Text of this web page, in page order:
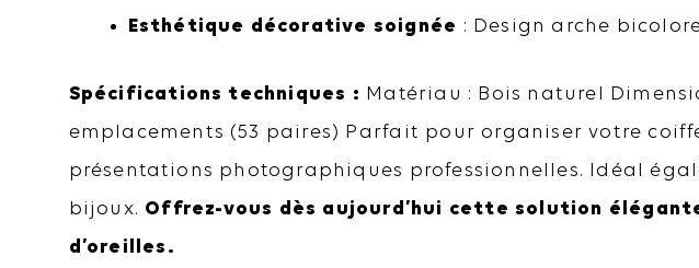
Esthétique décorative soignée : Design arche
Spécifications techniques : Matériau : Bois naturel
emplacements (53 paires) Parfait pour organiser votre
présentations photographiques professionnelles. Idéal
bijoux. Offrez-vous dès aujourd’hui cette solution
d’oreilles.